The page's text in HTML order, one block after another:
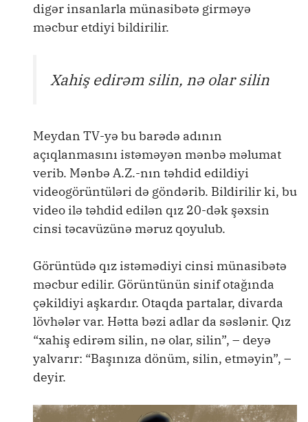
digər insanlarla münasibətə girməyə
məcbur etdiyi bildirilir.
Xahiş edirəm silin, nə olar silin
Meydan TV-yə bu barədə adının
açıqlanmasını istəməyən mənbə məlumat
verib. Mənbə A.Z.-nın təhdid edildiyi
videogörüntüləri də göndərib. Bildirilir ki, bu
video ilə təhdid edilən qız 20-dək şəxsin
cinsi təcavüzünə məruz qoyulub.
Görüntüdə qız istəmədiyi cinsi münasibətə
məcbur edilir. Görüntünün sinif otağında
çəkildiyi aşkardır. Otaqda partalar, divarda
lövhələr var. Hətta bəzi adlar da səslənir. Qız
“xahiş edirəm silin, nə olar, silin”, – deyə
yalvarır: “Başınıza dönüm, silin, etməyin”, –
deyir.